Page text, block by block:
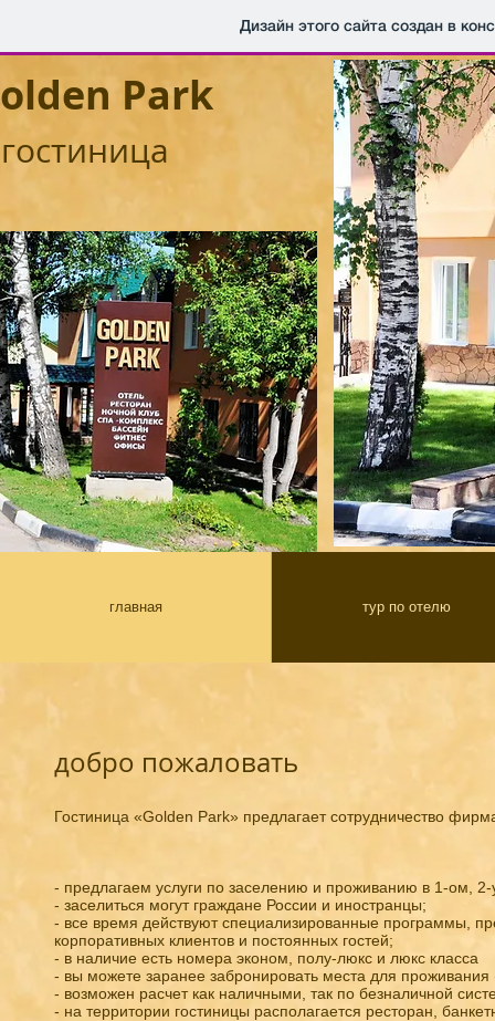
Дизайн этого сайта создан в
Park
гостиница
Гостиница «Golden Park» предлагает сотрудничество
- предлагаем услуги по заселению и проживанию в 1-ом,
- заселиться могут граждане России и иностранцы;
- все время действуют специализированные программы,
корпоративных клиентов и постоянных гостей;
- в наличие есть номера эконом, полу-люкс и люкс класса
- вы можете заранее забронировать места для проживания
- возможен расчет как наличными, так по безналичной
- на территории гостиницы располагается ресторан,
добро пожаловать
главная тур по отелю